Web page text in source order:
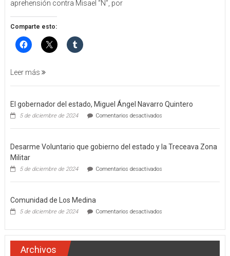
DE
APREHENSIÓN
POR
FEMINICIDO
AGRAVADO
FILICIDIO
aprehensión contra Misael “N”, por
Comparte esto:
Leer más
El gobernador del estado, Miguel Ángel Navarro Quintero
5 de diciembre de 2024 Comentarios desactivadosen
gobernador
estado,
Navarro
Desarme Voluntario que gobierno del estado y la Treceava Zona
Militar
5 de diciembre de 2024 Comentarios desactivadosen
Voluntario
Treceava
Comunidad de Los Medina
5 de diciembre de 2024 Comentarios desactivadosen
Los
Medina
Archivos